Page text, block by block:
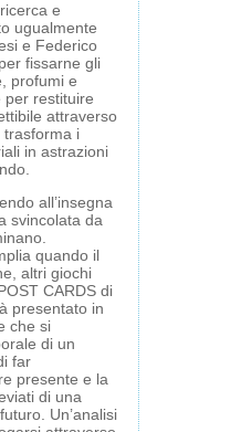
e
ugualmente
e Federico
fissarne gli
profumi e
per restituire
attraverso
trasforma i
in astrazioni
all’insegna
svincolata da
quando il
altri giochi
CARDS di
presentato in
che si
di un
far
presente e la
di una
Un’analisi